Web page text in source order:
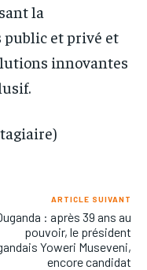
la
et privé et
innovantes
ARTICLE SUIVANT
: après 39 ans au
pouvoir, le président
Yoweri Museveni,
encore candidat